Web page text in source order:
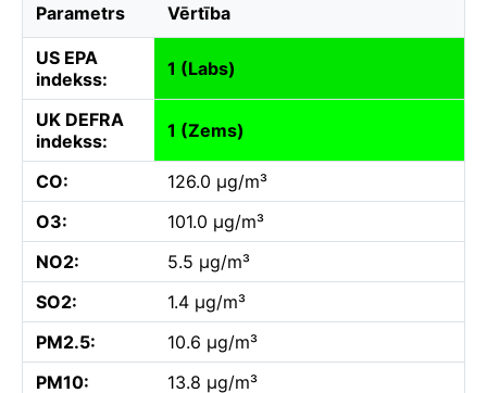
Parametrs Vērtība
US EPA
indekss:
1 (Labs)
UK DEFRA
indekss:
1 (Zems)
CO:
126.0 µg/m³
O3:
101.0 µg/m³
NO2:
5.5 µg/m³
SO2:
1.4 µg/m³
PM2.5:
10.6 µg/m³
PM10:
13.8 µg/m³